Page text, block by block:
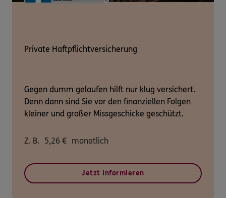
Private Haftpflichtversicherung
Gegen dumm gelaufen hilft nur klug versichert.
Denn dann sind Sie vor den finanziellen Folgen
kleiner und großer Missgeschicke geschützt.
Z. B. 5,26 € monatlich
Jetzt informieren